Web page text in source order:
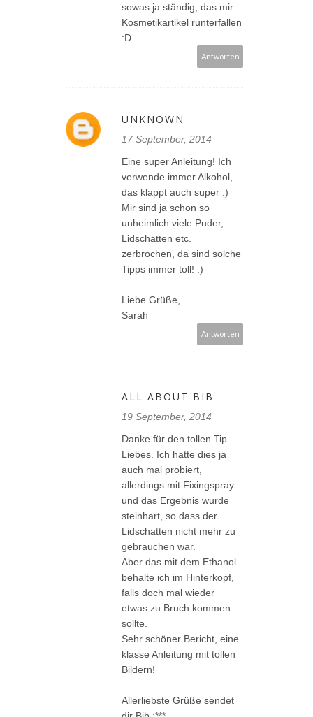
sowas ja ständig, das mir
Kosmetikartikel runterfallen
:D
Antworten
UNKNOWN
17 September, 2014
Eine super Anleitung! Ich
verwende immer Alkohol,
das klappt auch super :)
Mir sind ja schon so
unheimlich viele Puder,
Lidschatten etc.
zerbrochen, da sind solche
Tipps immer toll! :)
Liebe Grüße,
Sarah
Antworten
ALL ABOUT BIB
19 September, 2014
Danke für den tollen Tip
Liebes. Ich hatte dies ja
auch mal probiert,
allerdings mit Fixingspray
und das Ergebnis wurde
steinhart, so dass der
Lidschatten nicht mehr zu
gebrauchen war.
Aber das mit dem Ethanol
behalte ich im Hinterkopf,
falls doch mal wieder
etwas zu Bruch kommen
sollte.
Sehr schöner Bericht, eine
klasse Anleitung mit tollen
Bildern!
Allerliebste Grüße sendet